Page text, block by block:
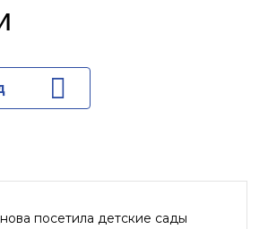
посетила детские сады